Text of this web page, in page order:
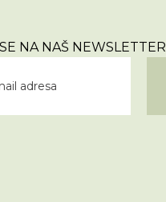
NA NAŠ NEWSLETTER